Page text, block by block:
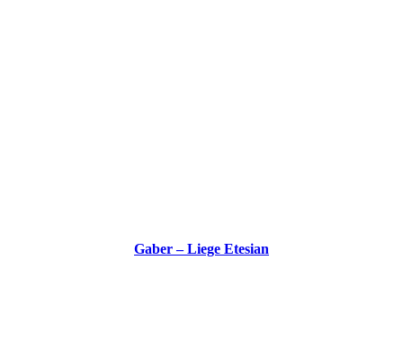
Gaber – Liege Etesian